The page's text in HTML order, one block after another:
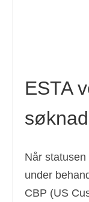
ESTA
søknad
Når
under
CBP (US